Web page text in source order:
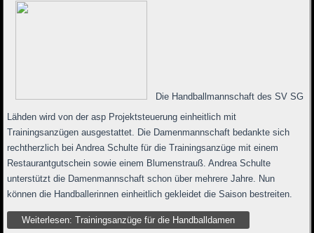
Die Handballmannschaft des SV SG
Lähden wird von der asp Projektsteuerung einheitlich mit
Trainingsanzügen ausgestattet. Die Damenmannschaft bedankte sich
rechtherzlich bei Andrea Schulte für die Trainingsanzüge mit einem
Restaurantgutschein sowie einem Blumenstrauß. Andrea Schulte
unterstützt die Damenmannschaft schon über mehrere Jahre. Nun
können die Handballerinnen einheitlich gekleidet die Saison bestreiten.
Weiterlesen: Trainingsanzüge für die Handballdamen